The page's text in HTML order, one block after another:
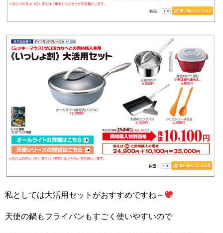
私としては大活用セットがおすすめですね～
天使の鍋もフライパンもすごく使いやすいので